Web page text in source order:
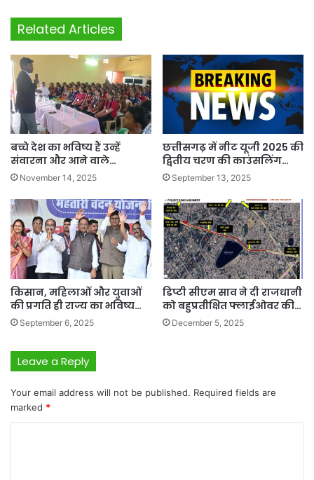
Related Articles
बच्चे देश का भविष्य हैं उन्हें
संवारना और आने वाले…
November 14, 2025
छत्तीसगढ़ में नीट यूजी 2025 की
द्वितीय चरण की काउंसलिंग…
September 13, 2025
किसान, महिलाओं और युवाओं
की प्रगति ही राज्य का भविष्य…
September 6, 2025
डिप्टी सीएम साव ने दी राजधानी
को बहुप्रतीक्षित फ्लाईओवर की…
December 5, 2025
Leave a Reply
Your email address will not be published. Required fields are
marked *